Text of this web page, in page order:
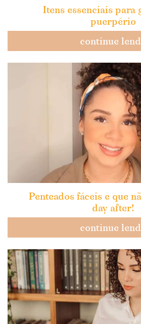
Itens essenciais para
puerpério
continue
Penteados fáceis e que
day after!
continue